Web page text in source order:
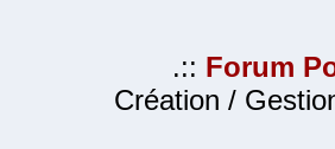
.:: Forum
Création /